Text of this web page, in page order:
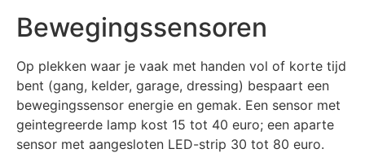
Bewegingssensoren
Op plekken waar je vaak met handen vol of korte tijd
bent (gang, kelder, garage, dressing) bespaart een
bewegingssensor energie en gemak. Een sensor met
geintegreerde lamp kost 15 tot 40 euro; een aparte
sensor met aangesloten LED-strip 30 tot 80 euro.